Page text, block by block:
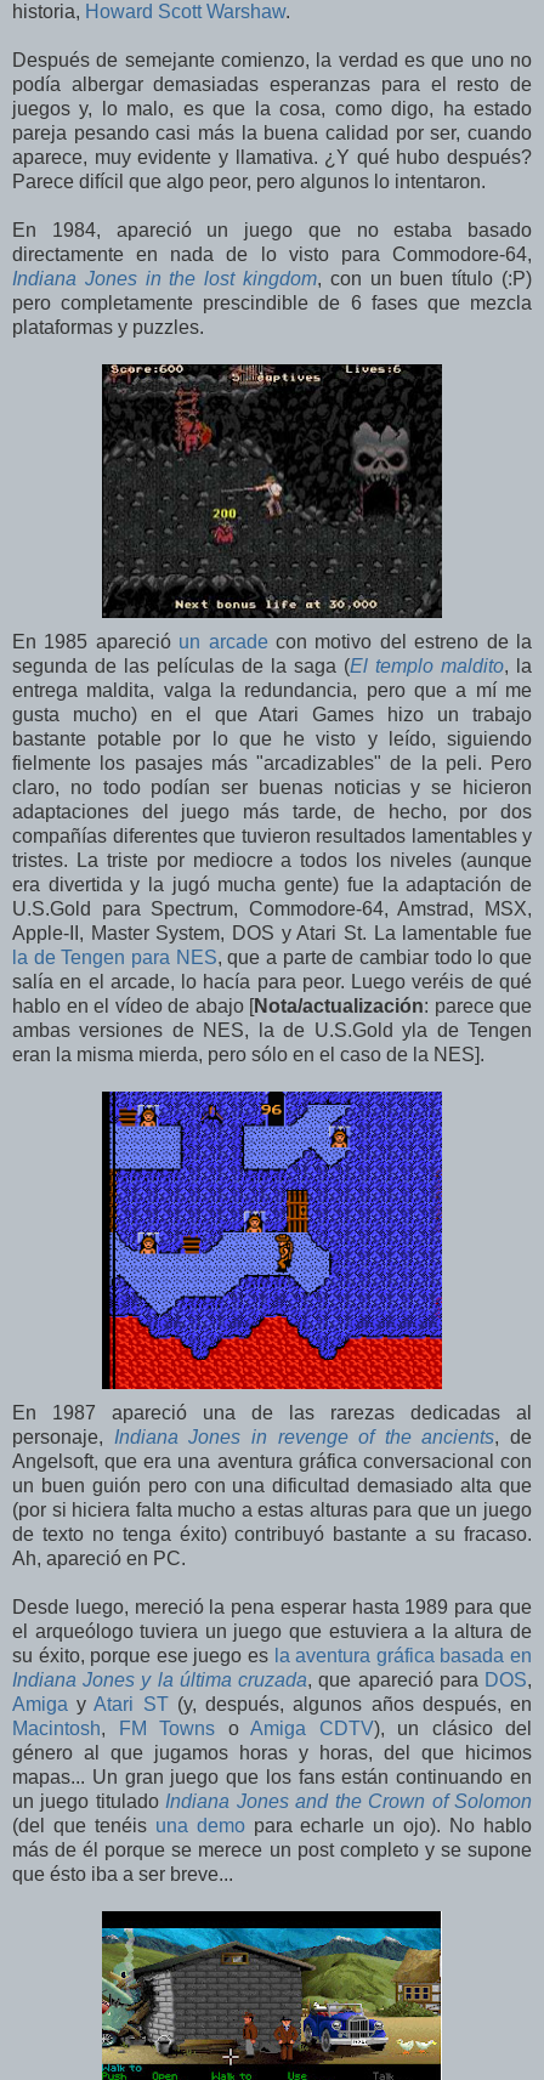
historia, Howard Scott Warshaw.
Después de semejante comienzo, la verdad es que uno no
podía albergar demasiadas esperanzas para el resto de
juegos y, lo malo, es que la cosa, como digo, ha estado
pareja pesando casi más la buena calidad por ser, cuando
aparece, muy evidente y llamativa. ¿Y qué hubo después?
Parece difícil que algo peor, pero algunos lo intentaron.
En 1984, apareció un juego que no estaba basado
directamente en nada de lo visto para Commodore-64,
Indiana Jones in the lost kingdom, con un buen título (:P)
pero completamente prescindible de 6 fases que mezcla
plataformas y puzzles.
En 1985 apareció un arcade con motivo del estreno de la
segunda de las películas de la saga (El templo maldito, la
entrega maldita, valga la redundancia, pero que a mí me
gusta mucho) en el que Atari Games hizo un trabajo
bastante potable por lo que he visto y leído, siguiendo
fielmente los pasajes más "arcadizables" de la peli. Pero
claro, no todo podían ser buenas noticias y se hicieron
adaptaciones del juego más tarde, de hecho, por dos
compañías diferentes que tuvieron resultados lamentables y
tristes. La triste por mediocre a todos los niveles (aunque
era divertida y la jugó mucha gente) fue la adaptación de
U.S.Gold para Spectrum, Commodore-64, Amstrad, MSX,
Apple-II, Master System, DOS y Atari St. La lamentable fue
la de Tengen para NES, que a parte de cambiar todo lo que
salía en el arcade, lo hacía para peor. Luego veréis de qué
hablo en el vídeo de abajo [Nota/actualización: parece que
ambas versiones de NES, la de U.S.Gold yla de Tengen
eran la misma mierda, pero sólo en el caso de la NES].
En 1987 apareció una de las rarezas dedicadas al
personaje, Indiana Jones in revenge of the ancients, de
Angelsoft, que era una aventura gráfica conversacional con
un buen guión pero con una dificultad demasiado alta que
(por si hiciera falta mucho a estas alturas para que un juego
de texto no tenga éxito) contribuyó bastante a su fracaso.
Ah, apareció en PC.
Desde luego, mereció la pena esperar hasta 1989 para que
el arqueólogo tuviera un juego que estuviera a la altura de
su éxito, porque ese juego es la aventura gráfica basada en
Indiana Jones y la última cruzada, que apareció para DOS,
Amiga yAtari ST(y, después, algunos años después, en
Macintosh, FM Towns o Amiga CDTV), un clásico del
género al que jugamos horas y horas, del que hicimos
mapas... Un gran juego que los fans están continuando en
un juego titulado Indiana Jones and the Crown of Solomon
(del que tenéis una demopara echarle un ojo). No hablo
más de él porque se merece un post completo y se supone
que ésto iba a ser breve...